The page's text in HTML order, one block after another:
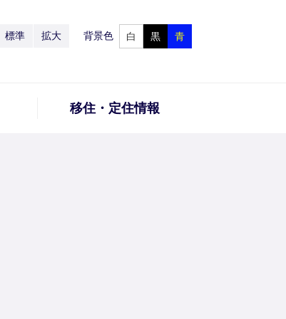
標準 拡大 背景色 白 黒 青
移住・定住情報